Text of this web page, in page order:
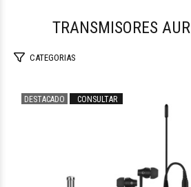
TRANSMISORES
CATEGORIAS
DESTACADO CONSULTAR